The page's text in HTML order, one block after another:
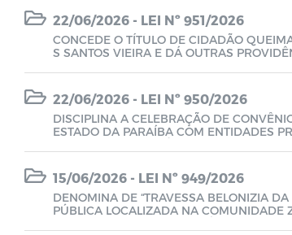
22/06/2026 - LEI Nº 951/2026
CONCEDE O TÍTULO DE CIDADÃO
S SANTOS VIEIRA E DÁ OUTRAS
22/06/2026 - LEI Nº 950/2026
DISCIPLINA A CELEBRAÇÃO DE
ESTADO DA PARAÍBA COM ENTIDADES
SANÇÕES, E DÁ OUTRAS PROVIDÊNCIAS
15/06/2026 - LEI Nº 949/2026
DENOMINA DE “TRAVESSA BELONIZIA
PÚBLICA LOCALIZADA NA COMUNIDADE